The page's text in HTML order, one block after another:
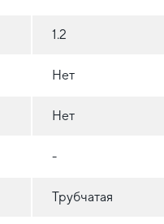
1.2
Нет
Нет
-
Трубчатая